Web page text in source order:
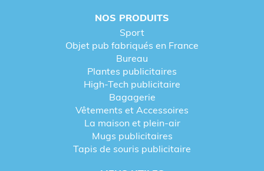
NOS PRODUITS
Sport
Objet pub fabriqués en France
Bureau
Plantes publicitaires
High-Tech publicitaire
Bagagerie
Vêtements et Accessoires
La maison et plein-air
Mugs publicitaires
Tapis de souris publicitaire